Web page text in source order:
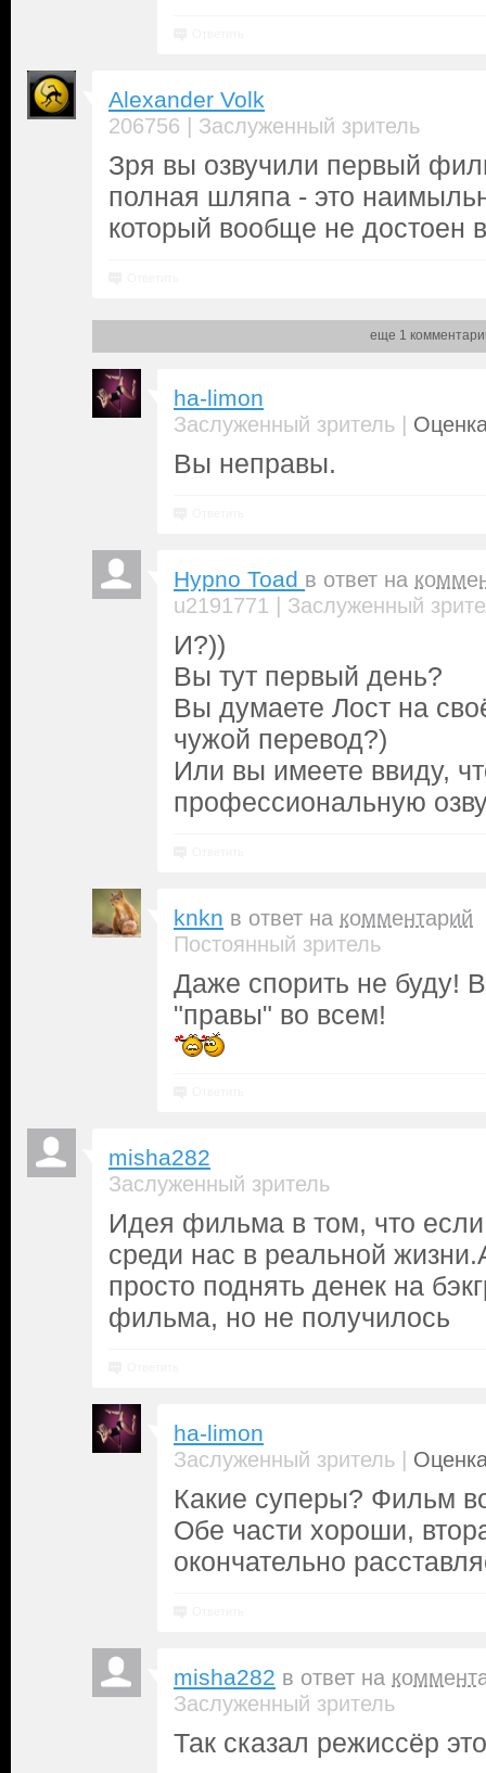
Alexander Volk
206756 | Заслуженный зритель
Зря вы озвучили первый
полная шляпа - это
который вообще не достоен
еще 1
ha-limon
Заслуженный зритель |
Вы неправы.
Hypno Toad в ответ на
u2191771 | Заслуженный
И?))
Вы тут первый день?
Вы думаете Лост на
чужой перевод?)
Или вы имеете ввиду,
профессиональную
knkn в ответ на комментарий
Постоянный зритель
Даже спорить не буду!
"правы" во всем!
misha282
Заслуженный зритель
Идея фильма в том, что
среди нас в реальной
просто поднять денек на
фильма, но не получилось
ha-limon
Заслуженный зритель |
Какие суперы? Фильм
Обе части хороши,
окончательно
misha282 в ответ на
Заслуженный зритель
Так сказал режиссёр